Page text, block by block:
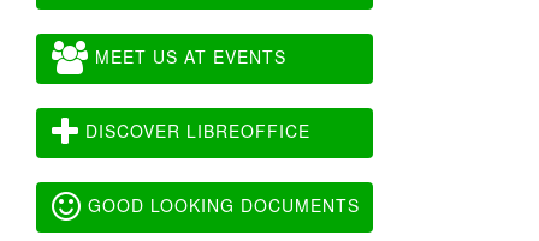
MEET US AT EVENTS
DISCOVER LIBREOFFICE
GOOD LOOKING DOCUMENTS